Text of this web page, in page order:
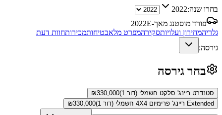
בחרו שנה:2022
פורד מוסטנג מאך-E
2022
גלריהמחירון ועלויותסקירהמפרט מלאבטיחותמכירותחוות דעת
גירסה:
בחר גירסה
סטנדרט ריינג' סלקט חשמלי (דור 1) ₪330,000
Extended ריינג' פרימיום 4X4 חשמלי (דור 1)
₪330,000